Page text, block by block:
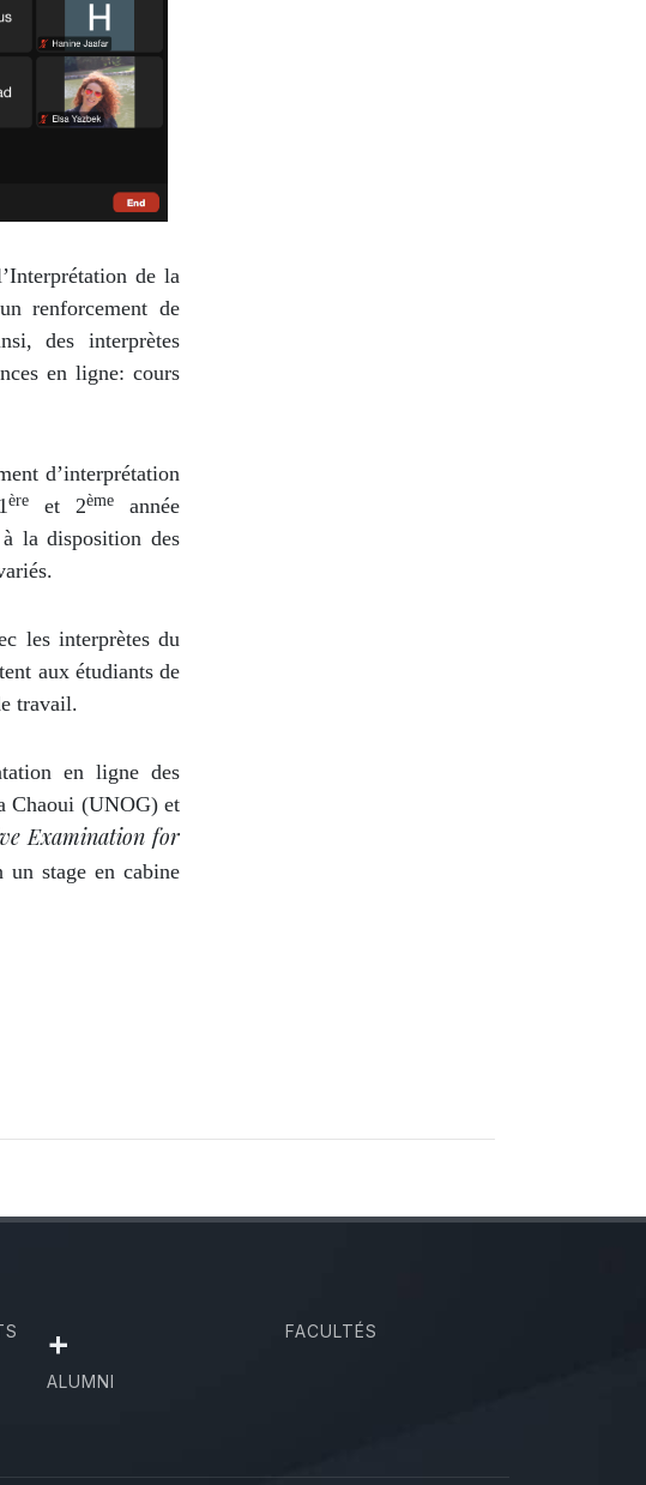
de la
renforcement de
des interprètes
en ligne: cours
d’interprétation
ère et 2ème
année
la disposition des
les interprètes du
aux étudiants de
travail.
en ligne des
Chaoui (UNOG) et
Examination for
stage en cabine
+
ALUMNI
FACULTÉS